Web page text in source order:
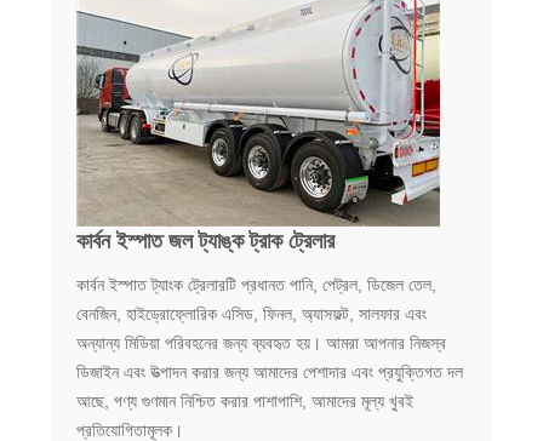
কার্বন ইস্পাত জল ট্যাঙ্ক ট্রাক ট্রেলার
কার্বন ইস্পাত ট্যাংক ট্রেলারটি প্রধানত পানি, পেট্রল, ডিজেল তেল,
বেনজিন, হাইড্রোফ্লোরিক এসিড, ফিনল, অ্যাসফল্ট, সালফার এবং
অন্যান্য মিডিয়া পরিবহনের জন্য ব্যবহৃত হয়। আমরা আপনার নিজস্ব
ডিজাইন এবং উত্পাদন করার জন্য আমাদের পেশাদার এবং প্রযুক্তিগত দল
আছে, পণ্য গুণমান নিশ্চিত করার পাশাপাশি, আমাদের মূল্য খুবই
প্রতিযোগিতামূলক।